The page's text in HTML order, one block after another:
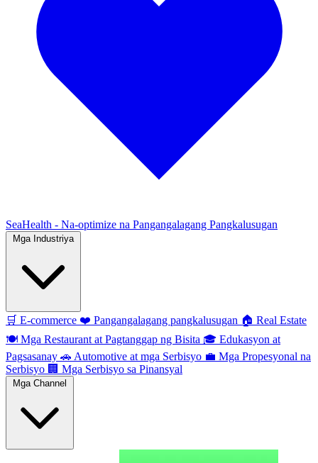
SeaHealth - Na-optimize na Pangangalagang Pangkalusugan
Mga Industriya
🛒 E-commerce ❤️ Pangangalagang pangkalusugan 🏠 Real Estate
🍽️ Mga Restaurant at Pagtanggap ng Bisita 🎓 Edukasyon at
Pagsasanay 🚗 Automotive at mga Serbisyo 💼 Mga Propesyonal na
Serbisyo 🏢 Mga Serbisyo sa Pinansyal